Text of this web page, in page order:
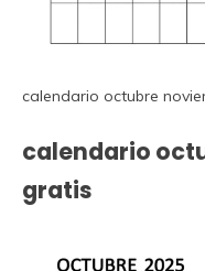
calendario octubre
calendario
gratis